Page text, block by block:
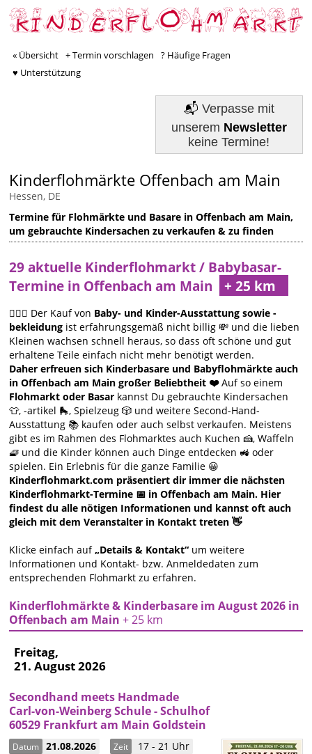
« Übersicht + Termin vorschlagen
? Häufige Fragen
♥ Unterstützung
📬 Verpasse mit
unserem Newsletter
keine Termine!
Kinderflohmärkte Offenbach am Main
Hessen, DE
Termine für Flohmärkte und Basare in Offenbach am Main,
um gebrauchte Kindersachen zu verkaufen & zu finden
29 aktuelle Kinderflohmarkt / Babybasar-
Termine in Offenbach am Main
🙋🏻‍♀️ Der Kauf von Baby- und Kinder-Ausstattung sowie -
bekleidung ist erfahrungsgemäß nicht billig 💸 und die lieben
Kleinen wachsen schnell heraus, so dass oft schöne und gut
erhaltene Teile einfach nicht mehr benötigt werden.
Daher erfreuen sich Kinderbasare und Babyflohmärkte auch
in Offenbach am Main großer Beliebtheit ❤️Auf so einem
Flohmarkt oder Basar kannst Du gebrauchte Kindersachen
👕, -artikel 🛼, Spielzeug 🎲 und weitere Second-Hand-
Ausstattung 📚 kaufen oder auch selbst verkaufen. Meistens
gibt es im Rahmen des Flohmarktes auch Kuchen 🍰, Waffeln
🧇 und die Kinder können auch Dinge entdecken 🚜 oder
spielen. Ein Erlebnis für die ganze Familie 😀
Kinderflohmarkt.com präsentiert dir immer die nächsten
Kinderflohmarkt-Termine 📅 in Offenbach am Main. Hier
findest du alle nötigen Informationen und kannst oft auch
gleich mit dem Veranstalter in Kontakt treten 👋
Klicke einfach auf„Details & Kontakt“ um weitere
Informationen und Kontakt- bzw. Anmeldedaten zum
entsprechenden Flohmarkt zu erfahren.
Kinderflohmärkte & Kinderbasare im August 2026 in
Offenbach am Main+ 25 km
Freitag,
21. August 2026
Secondhand meets Handmade
Carl-von-Weinberg Schule - Schulhof
60529 Frankfurt am Main Goldstein
Datum 21.08.2026 Zeit 17 - 21 Uhr